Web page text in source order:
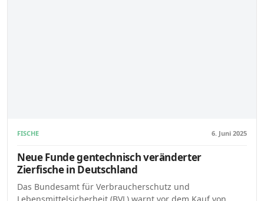
FISCHE 6. Juni 2025
Neue Funde gentechnisch veränderter
Zierfische in Deutschland
Das Bundesamt für Verbraucherschutz und